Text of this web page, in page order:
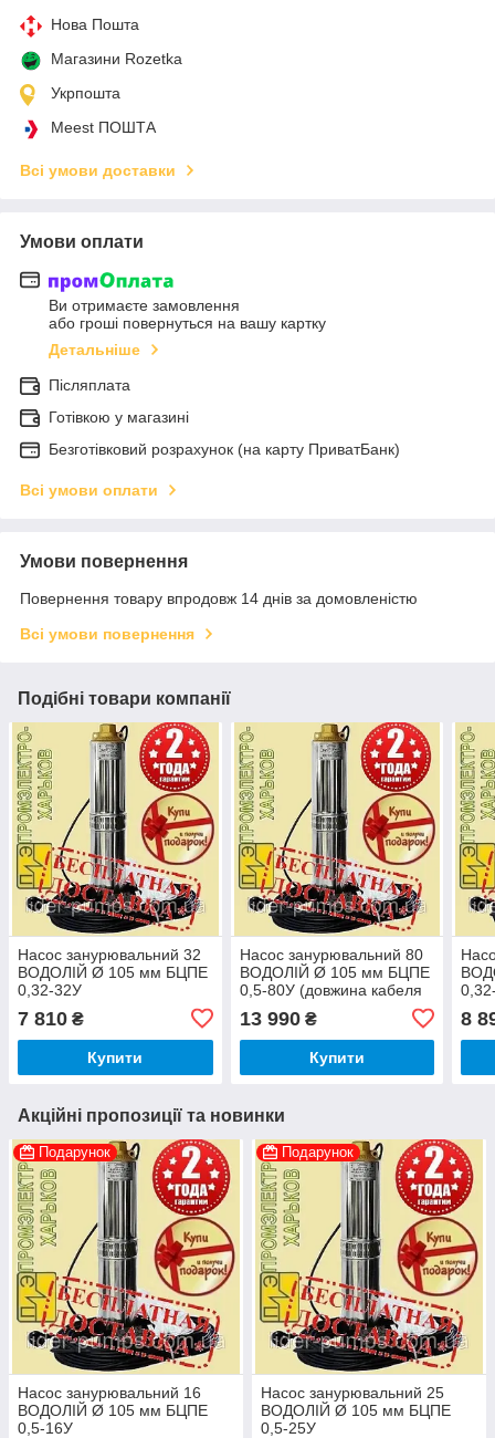
Нова Пошта
Магазини Rozetka
Укрпошта
Meest ПОШТА
Всі умови доставки
Умови оплати
Ви отримаєте замовлення
або гроші повернуться на вашу картку
Детальніше
Післяплата
Готівкою у магазині
Безготівковий розрахунок (на карту ПриватБанк)
Всі умови оплати
Умови повернення
Повернення товару впродовж 14 днів за домовленістю
Всі умови повернення
Подібні товари компанії
Насос занурювальний 32
ВОДОЛІЙ Ø 105 мм БЦПЕ
0,32-32У
7 810 ₴
Купити
Насос занурювальний 80
ВОДОЛІЙ Ø 105 мм БЦПЕ
0,5-80У (довжина кабеля
13 990₴
Купити
8
Акційні пропозиції та новинки
Подарунок
Насос занурювальний 16
ВОДОЛІЙ Ø 105 мм БЦПЕ
0,5-16У
Подарунок
Насос занурювальний 25
ВОДОЛІЙ Ø 105 мм БЦПЕ
0,5-25У